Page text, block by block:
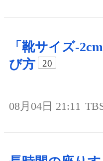
「靴サイズ-
び方
20
08月04日 21:11